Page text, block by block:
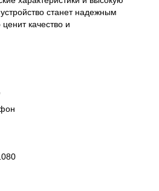
станет надежным
качество и